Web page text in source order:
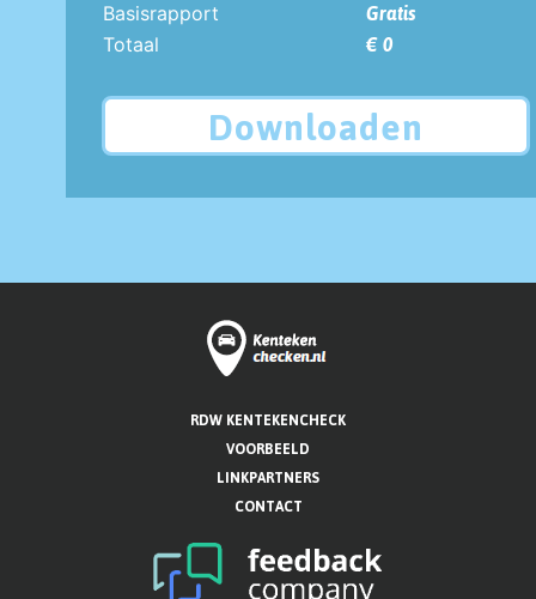
Basisrapport
Gratis
Totaal
€ 0
Downloaden
RDW KENTEKENCHECK
VOORBEELD
LINKPARTNERS
CONTACT